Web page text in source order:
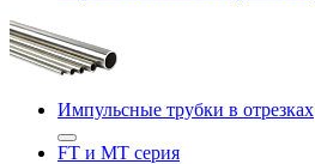
Импульсные трубки в отрезках
FT и MT серия